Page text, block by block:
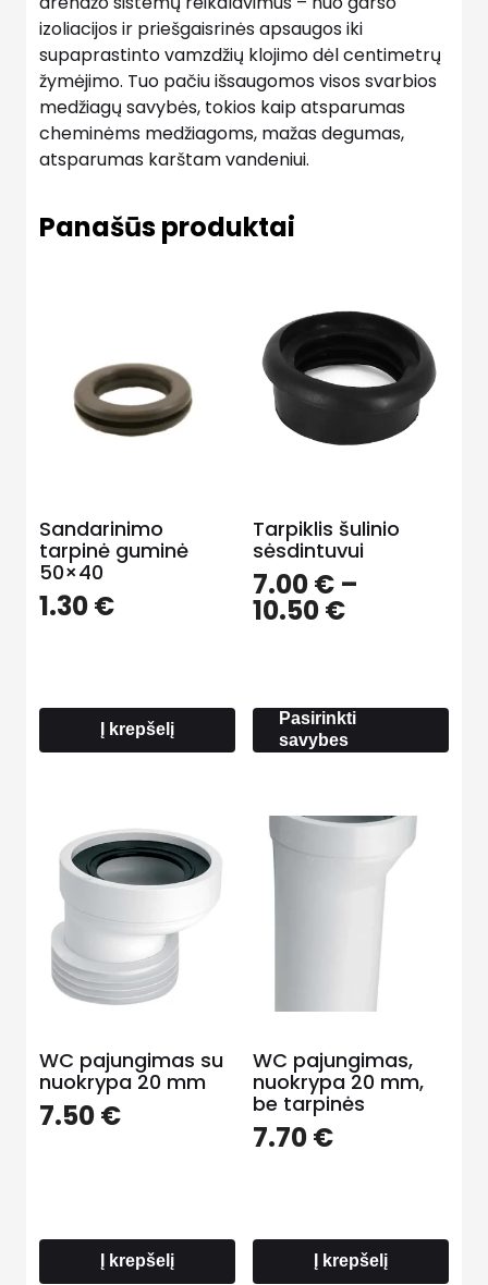
izoliacijos ir priešgaisrinės apsaugos iki
supaprastinto vamzdžių klojimo dėl centimetrų
žymėjimo. Tuo pačiu išsaugomos visos svarbios
medžiagų savybės, tokios kaip atsparumas
cheminėms medžiagoms, mažas degumas,
atsparumas karštam vandeniui.
Panašūs produktai
Sandarinimo
tarpinė guminė
50×40
1.30€
Į krepšelį
Tarpiklis šulinio
sėsdintuvui
7.00€ –
10.50€Price
10.50 €
Pasirinkti
savybes
WC pajungimas su
nuokrypa 20 mm
7.50€
Į krepšelį
WC pajungimas,
nuokrypa 20 mm,
be tarpinės
7.70€
Į krepšelį